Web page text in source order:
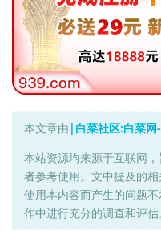
本文章由 |白菜社区:白菜网
本站资源均来源于互联网
者参考使用。文中提及的
使用本内容而产生的问题
作中进行充分的调查和评估